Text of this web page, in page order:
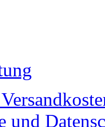
und